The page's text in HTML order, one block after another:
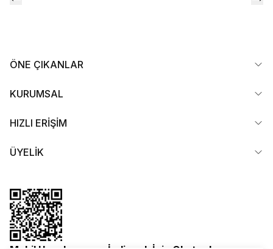
ÖNE ÇIKANLAR
KURUMSAL
HIZLI ERİŞİM
ÜYELİK